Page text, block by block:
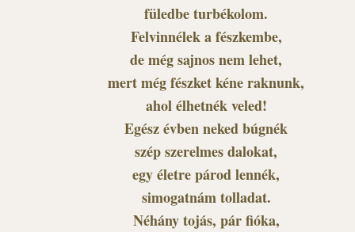
füledbe turbékolom.
Felvinnélek a fészkembe,
de még sajnos nem lehet,
mert még fészket kéne raknunk,
ahol élhetnék veled!
Egész évben neked búgnék
szép szerelmes dalokat,
egy életre párod lennék,
simogatnám tolladat.
Néhány tojás, pár fióka,